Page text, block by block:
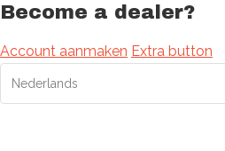
Become a dealer?
Account aanmaken Extra button